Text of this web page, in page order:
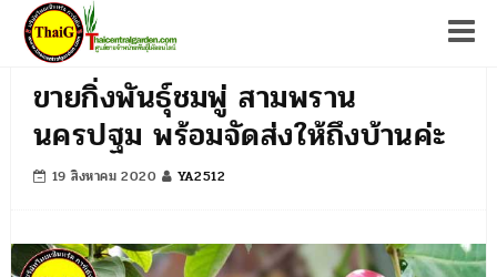
ขายกิ่งพันธุ์ชมพู่ สามพราน
นครปฐม พร้อมจัดส่งให้ถึงบ้านค่ะ
19 สิงหาคม 2020 YA2512